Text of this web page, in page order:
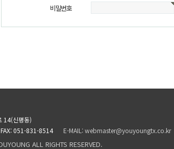
비밀번호
14(신평동)
FAX: 051-831-8514 E-MAIL: webmaster@youyoungtx.co.kr
ALL RIGHTS RESERVED.